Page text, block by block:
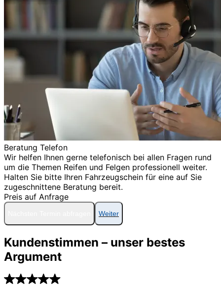
Beratung Telefon
Wir helfen Ihnen gerne telefonisch bei allen Fragen rund
um die Themen Reifen und Felgen professionell weiter.
Halten Sie bitte Ihren Fahrzeugschein für eine auf Sie
zugeschnittene Beratung bereit.
Preis auf Anfrage
Weiter
Kundenstimmen – unser bestes
Argument